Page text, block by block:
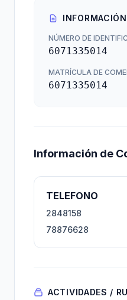
NÚMERO DE
6071335014
MATRÍCULA DE
6071335014
Información de
TELEFONO
2848158
78876628
ACTIVIDADES /